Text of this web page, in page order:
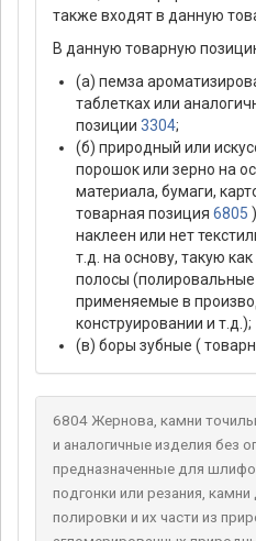
также входят в данную
В данную товарную
(а) пемза
таблетках или
позиции 3304;
(б) природный или
порошок или зерно на
материала, бумаги,
товарная позиция 6805
наклеен или нет
т.д. на основу, такую
полосы
применяемые в
конструировании и т.д.);
(в) боры зубные (
6804 Жернова, камни
и аналогичные изделия без
предназначенные для
подгонки или резания,
полировки и их части из